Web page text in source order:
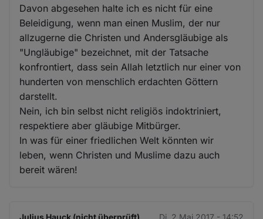
Davon abgesehen halte ich es nicht für eine
Beleidigung, wenn man einen Muslim, der nur
allzugerne die Christen und Andersgläubige als
"Ungläubige" bezeichnet, mit der Tatsache
konfrontiert, dass sein Allah letztlich nur einer von
hunderten von menschlich erdachten Göttern
darstellt.
Nein, ich bin selbst nicht religiös indoktriniert,
respektiere aber gläubige Mitbürger.
In was für einer friedlichen Welt könnten wir
leben, wenn Christen und Muslime dazu auch
bereit wären!
Julius Hauck (nicht überprüft) Di. 2 Mai 2017 - 14:52